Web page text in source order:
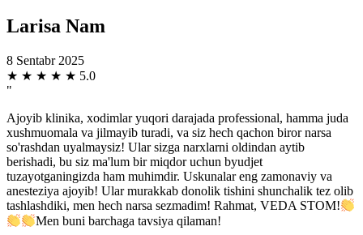
Larisa Nam
8 Sentabr 2025
★ ★ ★ ★ ★ 5.0
"
Ajoyib klinika, xodimlar yuqori darajada professional, hamma juda
xushmuomala va jilmayib turadi, va siz hech qachon biror narsa
so'rashdan uyalmaysiz! Ular sizga narxlarni oldindan aytib
berishadi, bu siz ma'lum bir miqdor uchun byudjet
tuzayotganingizda ham muhimdir. Uskunalar eng zamonaviy va
anesteziya ajoyib! Ular murakkab donolik tishini shunchalik tez olib
tashlashdiki, men hech narsa sezmadim! Rahmat, VEDA STOM!
Men buni barchaga tavsiya qilaman!